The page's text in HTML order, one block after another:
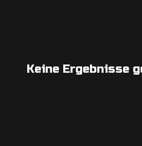
Keine Ergebnisse